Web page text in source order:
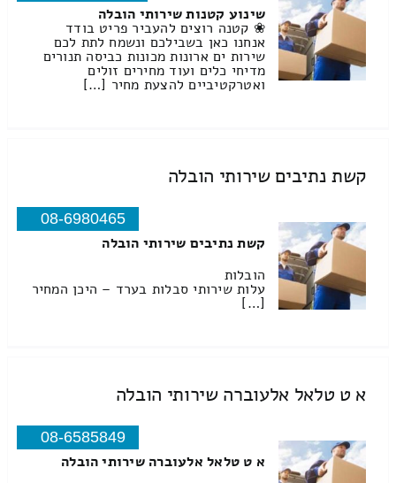
שינוע קטנות שירותי הובלה
❀ קטנה רוצים להעביר פריט בודד
אנחנו כאן בשבילכם ונשמח לתת לכם
שירות ים ארונות מכונות כביסה תנורים
מדיחי כלים ועוד מחירים זולים
ואטרקטיביים להצעת מחיר […]
קשת נתיבים שירותי הובלה
08-6980465
קשת נתיבים שירותי הובלה
הובלות
עלות שירותי סבלות בערד – היכן המחיר
[…]
א ט טלאל אלעוברה שירותי הובלה
08-6585849
א ט טלאל אלעוברה שירותי הובלה